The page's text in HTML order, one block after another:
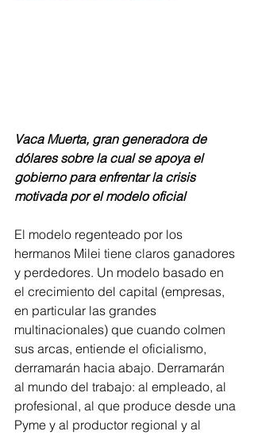
Vaca Muerta, gran generadora de
dólares sobre la cual se apoya el
gobierno para enfrentar la crisis
motivada por el modelo oficial
El modelo regenteado por los
hermanos Milei tiene claros ganadores
y perdedores. Un modelo basado en
el crecimiento del capital (empresas,
en particular las grandes
multinacionales) que cuando colmen
sus arcas, entiende el oficialismo,
derramarán hacia abajo. Derramarán
al mundo del trabajo: al empleado, al
profesional, al que produce desde una
Pyme y al productor regional y al